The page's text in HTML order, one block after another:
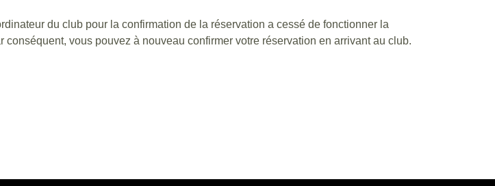
du club pour la confirmation de la réservation a cessé de fonctionner la
vous pouvez à nouveau confirmer votre réservation en arrivant au club.